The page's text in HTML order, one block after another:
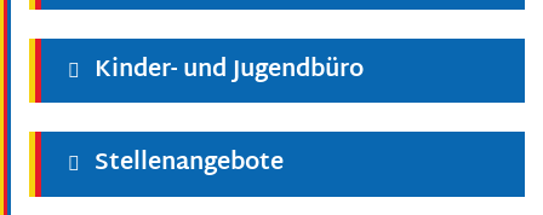
Kinder- und Jugendbüro
Stellenangebote